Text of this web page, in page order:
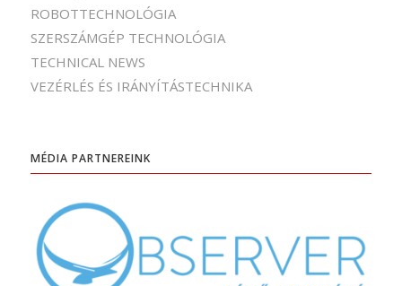
ROBOTTECHNOLÓGIA
SZERSZÁMGÉP TECHNOLÓGIA
TECHNICAL NEWS
VEZÉRLÉS ÉS IRÁNYÍTÁSTECHNIKA
MÉDIA PARTNEREINK